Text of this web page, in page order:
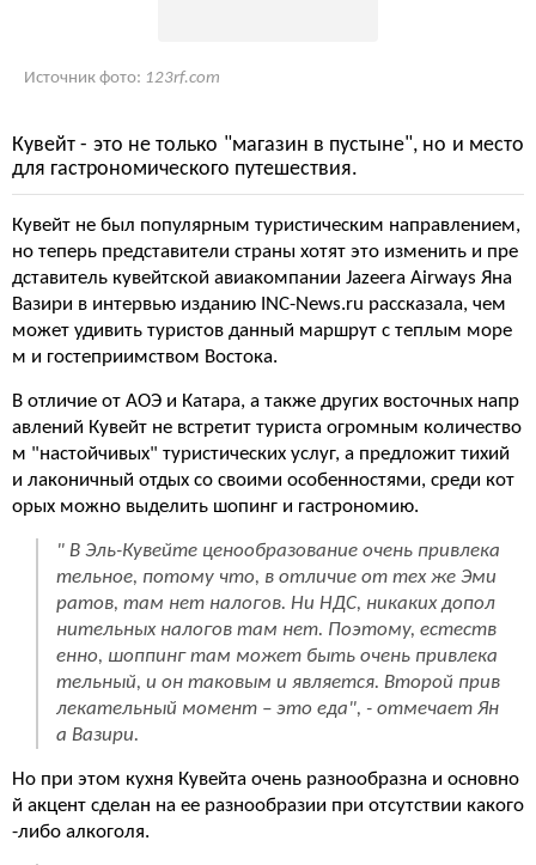
Источник фото: 123rf.com
Кувейт - это не только "магазин в пустыне", но и место
для гастрономического путешествия.
Кувейт не был популярным туристическим направлением,
но теперь представители страны хотят это изменить и пре
дставитель кувейтской авиакомпании Jazeera Airways Яна
Вазири в интервью изданию INC-News.ru рассказала, чем
может удивить туристов данный маршрут с теплым море
м и гостеприимством Востока.
В отличие от АОЭ и Катара, а также других восточных напр
авлений Кувейт не встретит туриста огромным количество
м "настойчивых" туристических услуг, а предложит тихий
и лаконичный отдых со своими особенностями, среди кот
орых можно выделить шопинг и гастрономию.
" В Эль-Кувейте ценообразование очень привлека
тельное, потому что, в отличие от тех же Эми
ратов, там нет налогов. Ни НДС, никаких допол
нительных налогов там нет. Поэтому, естеств
енно, шоппинг там может быть очень привлека
тельный, и он таковым и является. Второй прив
лекательный момент – это еда", - отмечает Ян
а Вазири.
Но при этом кухня Кувейта очень разнообразна и основно
й акцент сделан на ее разнообразии при отсутствии какого
-либо алкоголя.